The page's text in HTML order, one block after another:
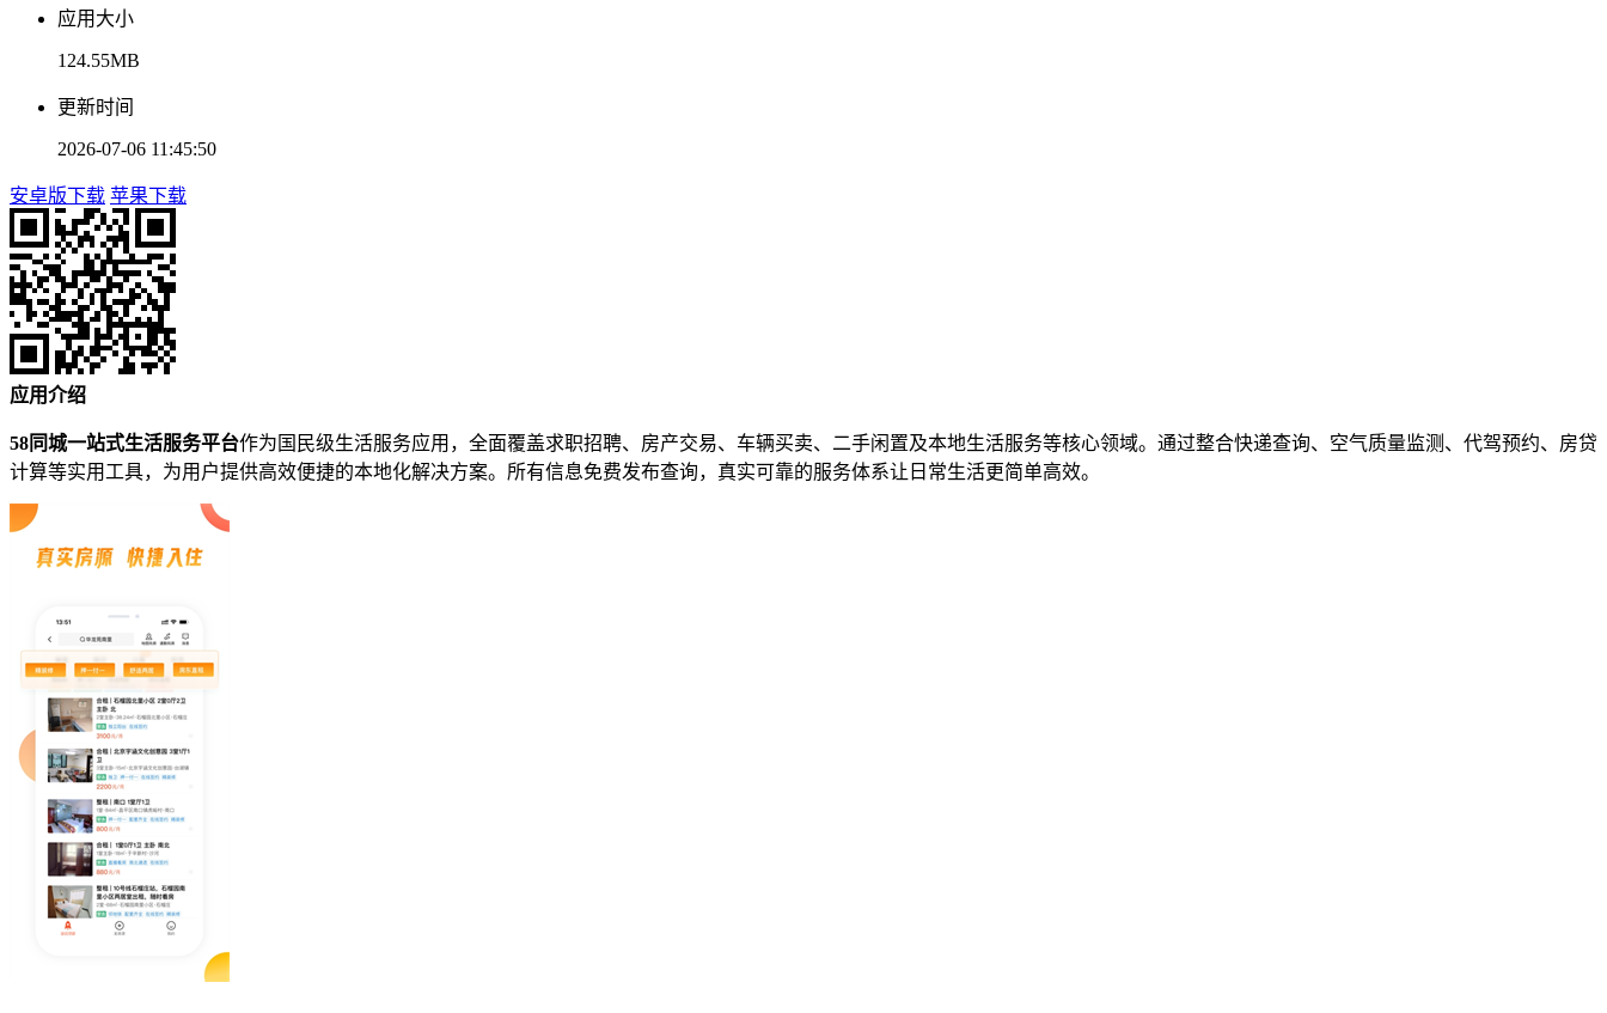
应用大小
124.55MB
更新时间
2026-07-06 11:45:50
安卓版下载 苹果下载
应用介绍
58同城一站式生活服务平台作为国民级生活服务应用，全面覆盖求职招聘、房产交易、车辆买卖、二手闲置及本地生活服务等核心领域。通过整合快递查询、空气质量监测、代驾预约、房贷
计算等实用工具，为用户提供高效便捷的本地化解决方案。所有信息免费发布查询，真实可靠的服务体系让日常生活更简单高效。